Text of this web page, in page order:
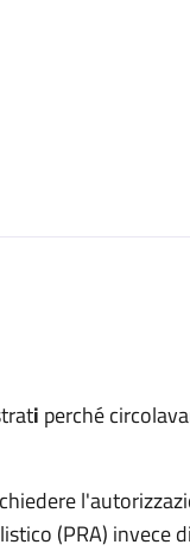
i perché
(PRA) invece